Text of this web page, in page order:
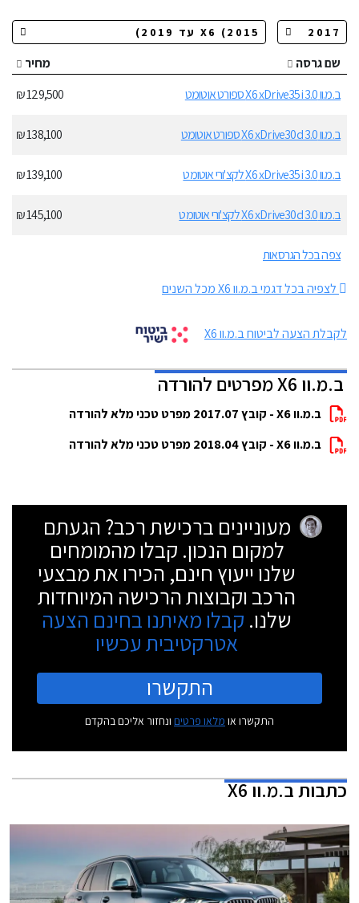
שם גרסה
מחיר
ב.מ.וו X6 xDrive35i 3.0 ספורט אוטומט
129,500 ₪
ב.מ.וו X6 xDrive30d 3.0 ספורט אוטומט 138,100 ₪
ב.מ.וו X6 xDrive35i 3.0 לקצ'ורי אוטומט 139,100 ₪
ב.מ.וו X6 xDrive30d 3.0 לקצ'ורי אוטומט 145,100 ₪
צפה בכל הגרסאות
לצפיה בכל דגמי ב.מ.וו X6 מכל השנים
לקבלת הצעה לביטוח ב.מ.וו X6
ב.מ.וו X6 מפרטים להורדה
ב.מ.וו X6 - קובץ 2017.07 מפרט טכני מלא להורדה
ב.מ.וו X6 - קובץ 2018.04 מפרט טכני מלא להורדה
מעוניינים ברכישת רכב? הגעתם
למקום הנכון. קבלו מהמומחים
שלנו ייעוץ חינם, הכירו את מבצעי
הרכב וקבוצות הרכישה המיוחדות
שלנו. קבלו מאיתנו בחינם הצעה
אטרקטיבית עכשיו
התקשרו
התקשרו או מלאו פרטים ונחזור אליכם בהקדם
כתבותב.מ.וו X6